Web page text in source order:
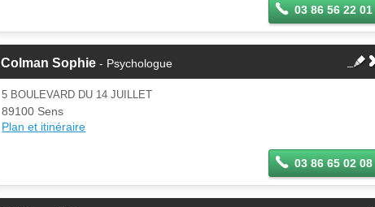
03 86 56 22 01
Colman Sophie - Psychologue
5 BOULEVARD DU 14 JUILLET
89100 Sens
Plan et itinéraire
03 86 65 02 08